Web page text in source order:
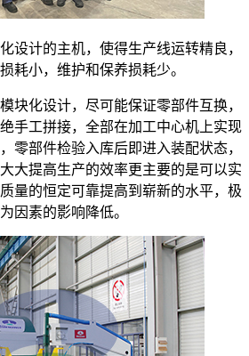
设计的主机，使得生产线运转精良，
耗小，维护和保养损耗少。
块化设计，尽可能保证零部件互换，
手工拼接，全部在加工中心机上实现
零部件检验入库后即进入装配状态，
大提高生产的效率更主要的是可以实
量的恒定可靠提高到崭新的水平，极
因素的影响降低。